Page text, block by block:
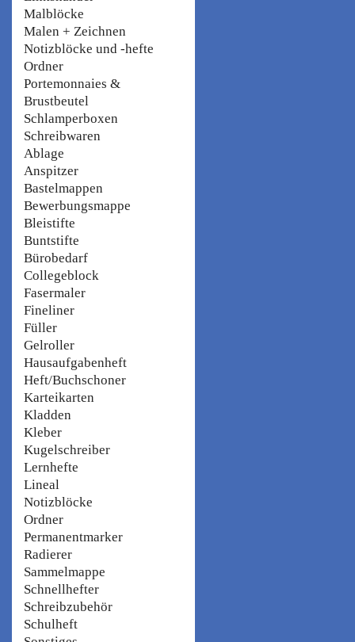
Malblöcke
Malen + Zeichnen
Notizblöcke und -hefte
Ordner
Portemonnaies &
Brustbeutel
Schlamperboxen
Schreibwaren
Ablage
Anspitzer
Bastelmappen
Bewerbungsmappe
Bleistifte
Buntstifte
Bürobedarf
Collegeblock
Fasermaler
Fineliner
Füller
Gelroller
Hausaufgabenheft
Heft/Buchschoner
Karteikarten
Kladden
Kleber
Kugelschreiber
Lernhefte
Lineal
Notizblöcke
Ordner
Permanentmarker
Radierer
Sammelmappe
Schnellhefter
Schreibzubehör
Schulheft